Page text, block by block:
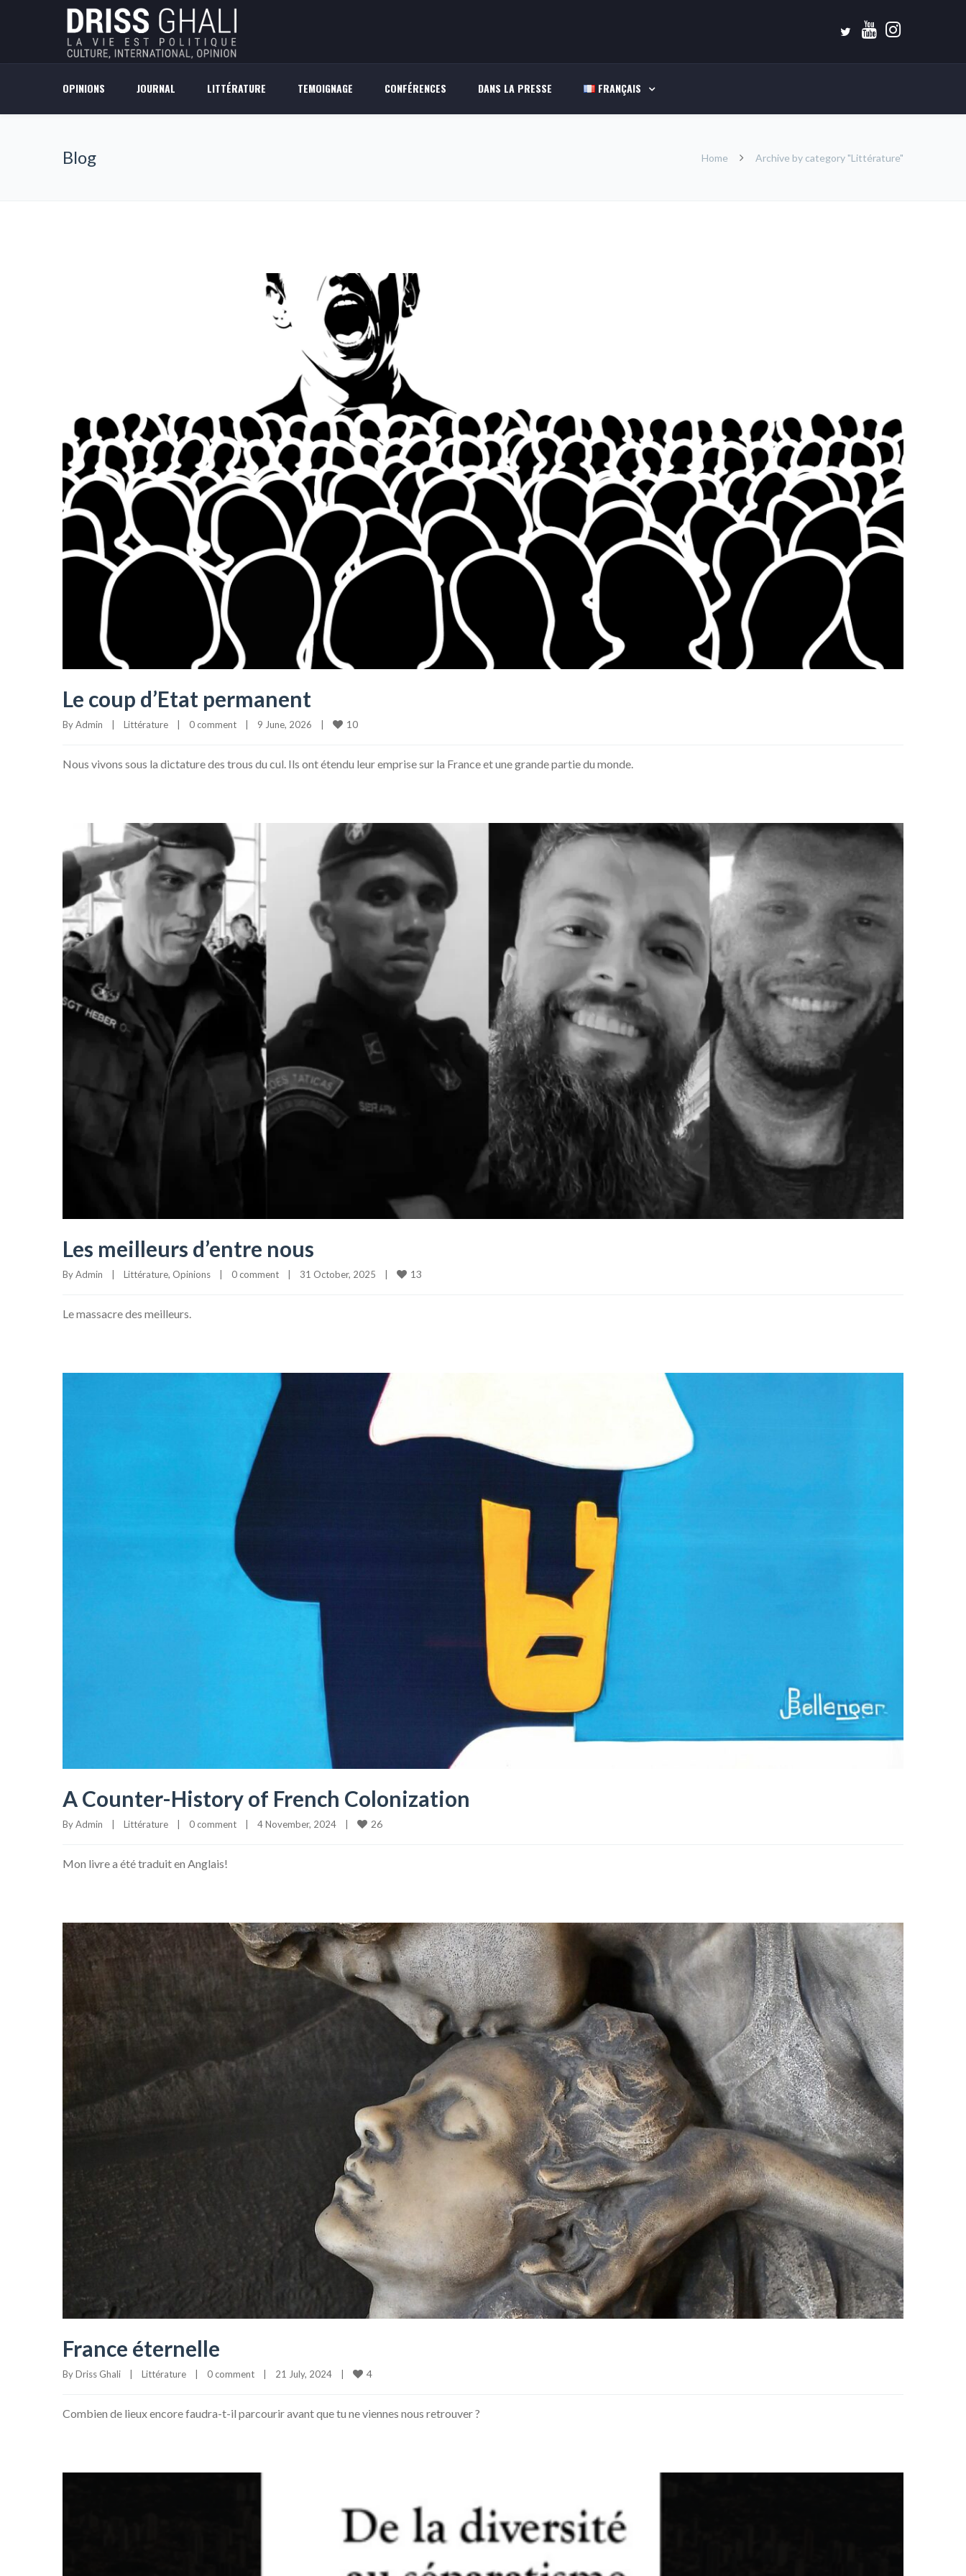
OPINIONS JOURNAL LITTÉRATURE TEMOIGNAGE CONFÉRENCES DANS LA PRESSE FRANÇAIS
Blog Home Archive by category "Littérature"
Le coup d’Etat permanent
By Admin Littérature 0 comment 9 June, 2026 10
Nous vivons sous la dictature des trous du cul. Ils ont étendu leur emprise sur la France et une grande partie du monde.
Les meilleurs d’entre nous
By Admin Littérature, Opinions 0 comment 31 October, 2025 13
Le massacre des meilleurs.
A Counter-History of French Colonization
By Admin Littérature 0 comment 4 November, 2024 26
Mon livre a été traduit en Anglais!
France éternelle
By Driss Ghali | Littérature | 0 comment | 21 July, 2024 | 4
Combien de lieux encore faudra-t-il parcourir avant que tu ne viennes nous retrouver ?